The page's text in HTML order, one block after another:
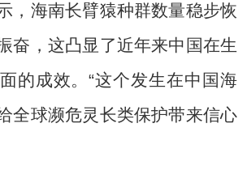
，海南长臂猿种群数量稳步恢
奋，这凸显了近年来中国在生
的成效。“这个发生在中国海
全球濒危灵长类保护带来信心